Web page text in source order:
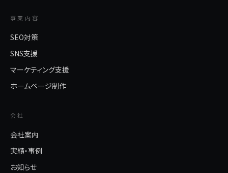
事業内容
SEO対策
SNS支援
マーケティング支援
ホームページ制作
会社
会社案内
実績・事例
お知らせ